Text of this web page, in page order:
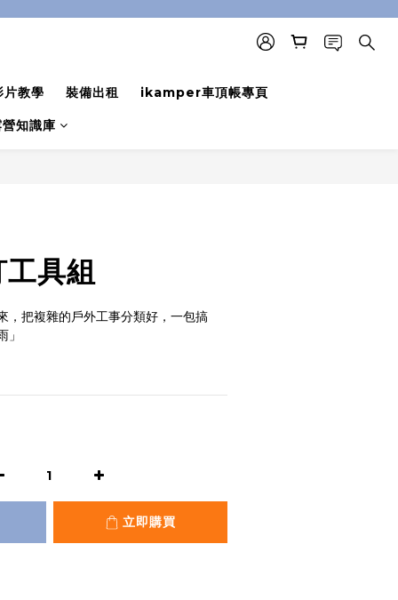
片教學 裝備出租 ikamper車頂帳專頁
知識庫
具組
，把複雜的戶外工事分類好，一包搞
立即購買